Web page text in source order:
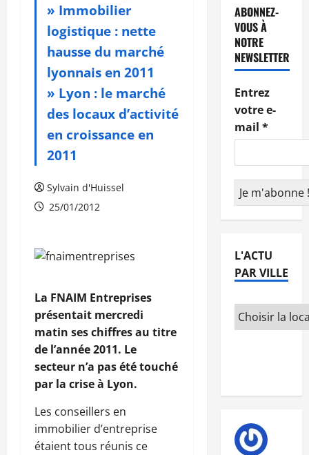
» Immobilier
logistique : nette
hausse du marché
lyonnais en 2011
» Lyon : le marché
des locaux d’activité
en croissance en
2011
Sylvain d'Huissel
25/01/2012
La FNAIM Entreprises
présentait mercredi
matin ses chiffres au titre
de l’année 2011. Le
secteur n’a pas été touché
par la crise à Lyon.
Les conseillers en
immobilier d’entreprise
étaient tous réunis ce
ABONNEZ-
VOUS À
NOTRE
NEWSLETTER
Entrez
votre e-
mail *
L'ACTU
PAR VILLE